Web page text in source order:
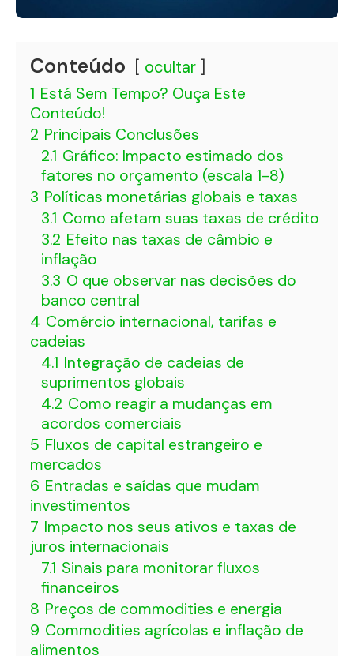
Conteúdo ocultar
1 Está Sem Tempo? Ouça Este
Conteúdo!
2 Principais Conclusões
2.1 Gráfico: Impacto estimado dos
fatores no orçamento (escala 1-8)
3 Políticas monetárias globais e taxas
3.1 Como afetam suas taxas de crédito
3.2 Efeito nas taxas de câmbio e
inflação
3.3 O que observar nas decisões do
banco central
4 Comércio internacional, tarifas e
cadeias
4.1 Integração de cadeias de
suprimentos globais
4.2 Como reagir a mudanças em
acordos comerciais
5 Fluxos de capital estrangeiro e
mercados
6 Entradas e saídas que mudam
investimentos
7 Impacto nos seus ativos e taxas de
juros internacionais
7.1 Sinais para monitorar fluxos
financeiros
8 Preços de commodities e energia
9 Commodities agrícolas e inflação de
alimentos